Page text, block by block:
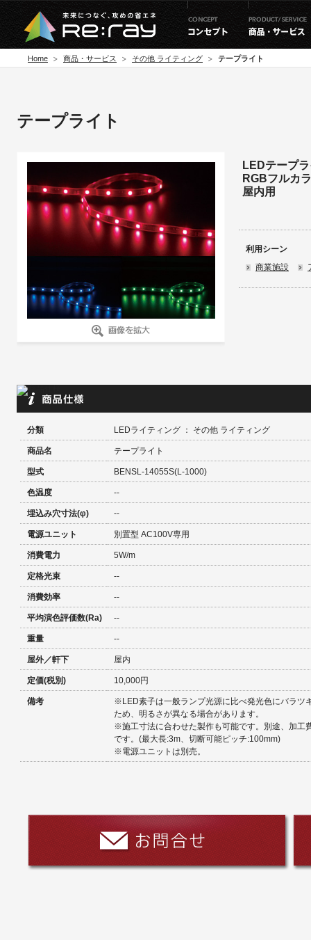
Home 商品・サービス その他 ライティング テープライト
テープライト
LEDテープ
RGBフルカ
屋内用
利用シーン
商業施設
分類 LEDライティング ： その他 ライティング
商品名 テープライト
型式 BENSL-14055S(L-1000)
色温度 --
埋込み穴寸法(φ) --
電源ユニット 別置型 AC100V専用
消費電力 5W/m
定格光束 --
消費効率 --
平均演色評価数(Ra) --
重量 --
屋外／軒下 屋内
定価(税別) 10,000円
備考
※LED素子は一般ランプ光源に比べ発光色にバラツ
ため、明るさが異なる場合があります。
※施工寸法に合わせた製作も可能です。別途、加工
です。(最大長:3m、切断可能ピッチ:100mm)
※電源ユニットは別売。